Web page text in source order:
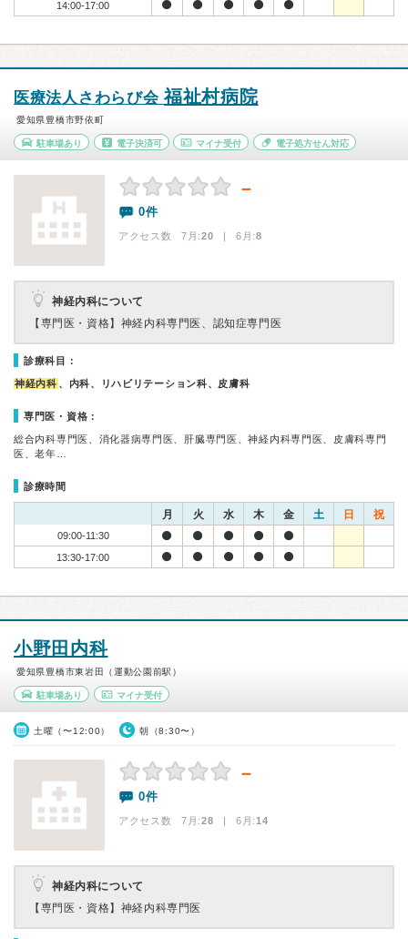
14:00-17:00
医療法人さわらび会福祉村病院
愛知県豊橋市野依町
駐車場あり 電子決済可 マイナ受付 電子処方せん対応
－
0件
アクセス数 7月:20 | 6月:8
神経内科について
【専門医・資格】 神経内科専門医、認知症専門医
診療科目：
神経内科 、内科、リハビリテーション科、皮膚科
専門医・資格：
総合内科専門医、消化器病専門医、肝臓専門医、神経内科専門医、皮膚科専門
医、老年…
診療時間
月 火 水 木 金 土 日 祝
09:00-11:30
13:30-17:00
小野田内科
愛知県豊橋市東岩田（運動公園前駅）
駐車場あり マイナ受付
土曜（〜12:00） 朝（8:30〜）
－
0件
アクセス数 7月:28 | 6月:14
神経内科について
【専門医・資格】 神経内科専門医